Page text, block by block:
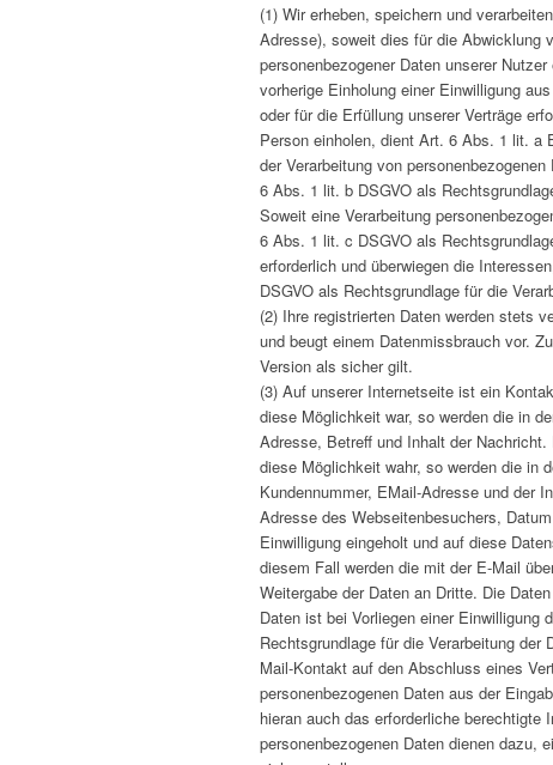
(1) Wir erheben, speichern und
Adresse), soweit dies für die Abwicklung
personenbezogener Daten unserer
vorherige Einholung einer Einwilligung
oder für die Erfüllung unserer Verträge
Person einholen, dient Art. 6 Abs. 1 lit. a
der Verarbeitung von
6 Abs. 1 lit. b DSGVO als
Soweit eine Verarbeitung
6 Abs. 1 lit. c DSGVO als
erforderlich und überwiegen die
DSGVO als Rechtsgrundlage für die
(2) Ihre registrierten Daten werden stets
und beugt einem Datenmissbrauch vor.
Version als sicher gilt.
(3) Auf unserer Internetseite ist ein
diese Möglichkeit war, so werden die in
Adresse, Betreff und Inhalt der
diese Möglichkeit wahr, so werden die in
Kundennummer, EMail-Adresse und der
Adresse des Webseitenbesuchers,
Einwilligung eingeholt und auf diese
diesem Fall werden die mit der E-Mail
Weitergabe der Daten an Dritte. Die
Daten ist bei Vorliegen einer
Rechtsgrundlage für die Verarbeitung
Mail-Kontakt auf den Abschluss eines
personenbezogenen Daten aus der
hieran auch das erforderliche berechtigte
personenbezogenen Daten dienen dazu,